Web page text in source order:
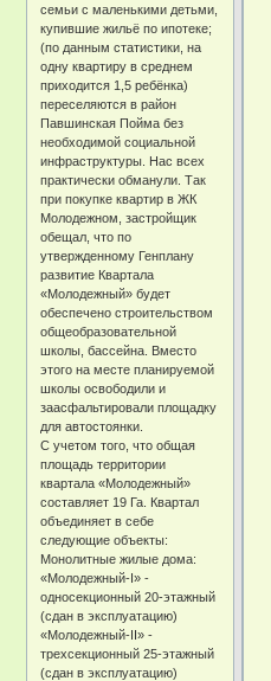
семьи с маленькими детьми,
купившие жильё по ипотеке;
(по данным статистики, на
одну квартиру в среднем
приходится 1,5 ребёнка)
переселяются в район
Павшинская Пойма без
необходимой социальной
инфраструктуры. Нас всех
практически обманули. Так
при покупке квартир в ЖК
Молодежном, застройщик
обещал, что по
утвержденному Генплану
развитие Квартала
«Молодежный» будет
обеспечено строительством
общеобразовательной
школы, бассейна. Вместо
этого на месте планируемой
школы освободили и
заасфальтировали площадку
для автостоянки.
С учетом того, что общая
площадь территории
квартала «Молодежный»
составляет 19 Га. Квартал
объединяет в себе
следующие объекты:
Монолитные жилые дома:
«Молодежный-I» -
односекционный 20-этажный
(сдан в эксплуатацию)
«Молодежный-II» -
трехсекционный 25-этажный
(сдан в эксплуатацию)